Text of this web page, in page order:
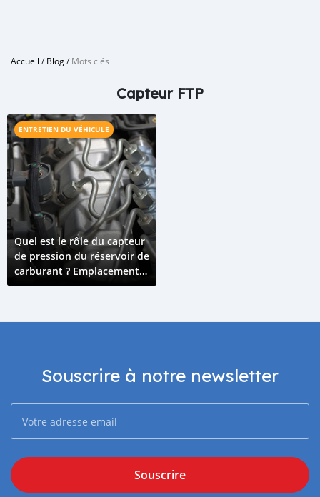
Accueil /Blog/Mots clés
Capteur FTP
ENTRETIEN DU VÉHICULE
Quel est le rôle du capteur
de pression du réservoir de
carburant ? Emplacement
et FAQ
Souscrire à notre newsletter
Souscrire